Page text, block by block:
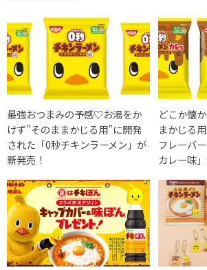
最強おつまみの予感♡お湯をか
けず”そのままかじる用”に開発
された「0秒チキンラーメン」が
新発売！
どこか懐
まかじる
フレーバ
カレー味